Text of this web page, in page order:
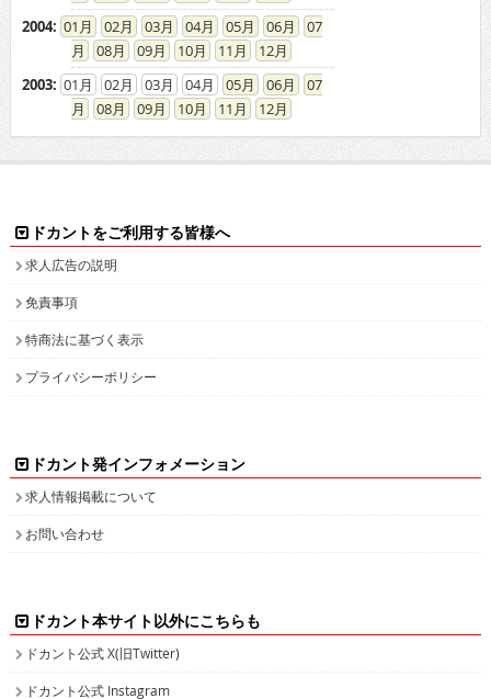
2004: 01 02 03 04 05 06
07
08
09 10 11
12
2003: 01 02 03 04 05 06
07
08
09 10 11 12
ドカントをご利用する皆様へ
求人広告の説明
免責事項
特商法に基づく表示
プライバシーポリシー
ドカント発インフォメーション
求人情報掲載について
お問い合わせ
ドカント本サイト以外にこちらも
ドカント公式 X(旧Twitter)
ドカント公式 Instagram